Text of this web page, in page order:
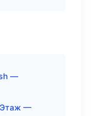
—
Этаж —